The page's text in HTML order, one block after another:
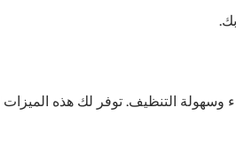
وسهولة التنظيف. توفر لك هذه